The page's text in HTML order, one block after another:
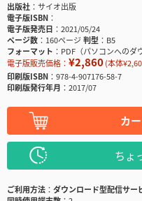
出版社
サイオ出版
電子版ISBN
電子版発売日
2021/05/24
ページ数
160ページ判型
B5
フォーマット
PDF（パソコンへのダ
電子版販売価格： ¥2,860(本体
印刷版ISBN
978-4-907176-58-7
印刷版発行年月
2017/07
カ
ちょ
ご利用方法
ダウンロード型配信サー